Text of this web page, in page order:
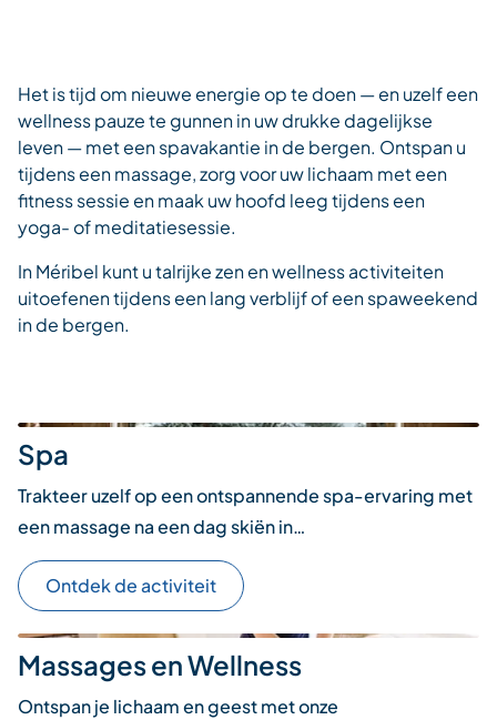
Het is tijd om nieuwe energie op te doen — en uzelf een
wellness pauze te gunnen in uw drukke dagelijkse
leven — met een spavakantie in de bergen. Ontspan u
tijdens een massage, zorg voor uw lichaam met een
fitness sessie en maak uw hoofd leeg tijdens een
yoga- of meditatiesessie.
In Méribel kunt u talrijke zen en wellness activiteiten
uitoefenen tijdens een lang verblijf of een spaweekend
in de bergen.
Spa
Trakteer uzelf op een ontspannende spa-ervaring met
een massage na een dag skiën in…
Ontdek de activiteit
Massages en Wellness
Ontspan je lichaam en geest met onze